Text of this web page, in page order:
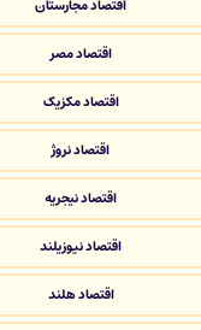
اقتصاد مجارستان
اقتصاد مصر
اقتصاد مکزیک
اقتصاد نروژ
اقتصاد نیجریه
اقتصاد نیوزیلند
اقتصاد هلند